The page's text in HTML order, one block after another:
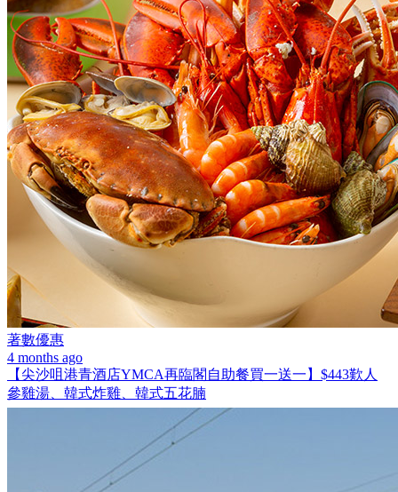
著數優惠
4 months ago
【尖沙咀港青酒店YMCA再臨閣自助餐買一送一】$443歎人
參雞湯、韓式炸雞、韓式五花腩